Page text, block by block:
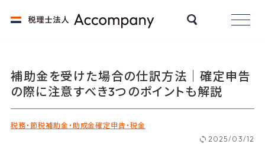
補助金を受けた場合の仕訳方法｜確定申告
の際に注意すべき3つのポイントも解説
税務・節税補助金・助成金確定申告・税金
2025/03/12